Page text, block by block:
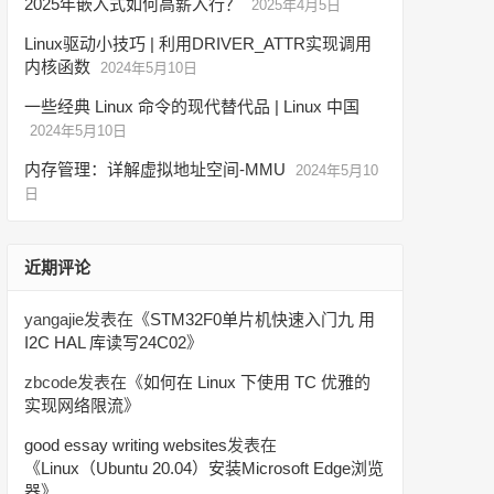
2025年嵌入式如何高薪入行？ 2025年4月5日
Linux驱动小技巧 | 利用DRIVER_ATTR实现调用
内核函数 2024年5月10日
一些经典 Linux 命令的现代替代品 | Linux 中国
2024年5月10日
内存管理：详解虚拟地址空间-MMU
2024年5月10
日
近期评论
yangajie发表在《STM32F0单片机快速入门九 用
I2C HAL 库读写24C02》
zbcode发表在《如何在 Linux 下使用 TC 优雅的
实现网络限流》
good essay writing websites发表在
《Linux（Ubuntu 20.04）安装Microsoft Edge浏览